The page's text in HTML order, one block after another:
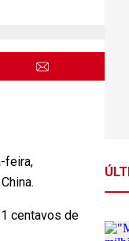
feira,
centavos de